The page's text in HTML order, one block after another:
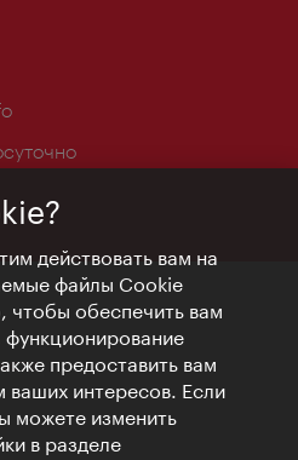
действовать вам на
файлы Cookie
чтобы обеспечить вам
предоставить вам
интересов. Если
можете изменить
в разделе